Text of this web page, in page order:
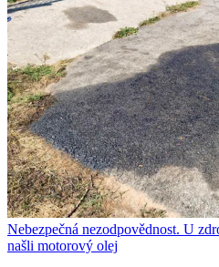
Nebezpečná nezodpovědnost. U
našli motorový olej